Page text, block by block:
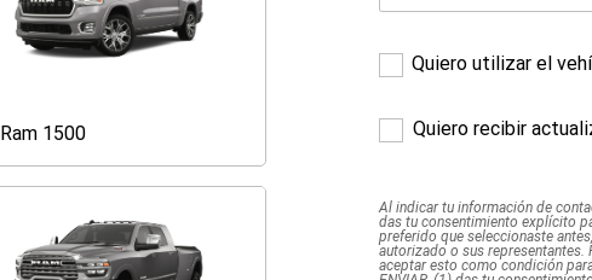
Ram 1500
Ram
1500
tuIndeciso
1 mes o menos
2 a 3 meses
4 a 6 meses
7 a 12 meses
1 año +
Quiero utilizar el
Quiero recibir
Al indicar tu información de
das tu consentimiento explícito
preferido que seleccionaste
autorizado o sus representantes.
aceptar esto como condición